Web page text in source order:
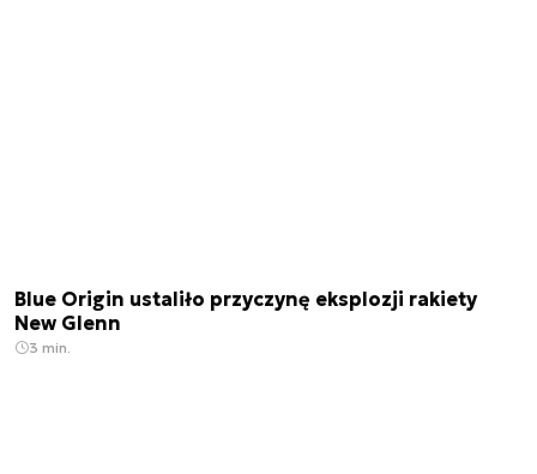
Blue Origin ustaliło przyczynę eksplozji rakiety
New Glenn
3 min.